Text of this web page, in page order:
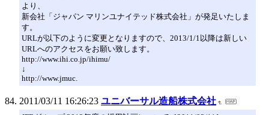
より、
新会社「ジャパン マリンユナイテッド株式会社」が発足いたしま
す。
URLが以下のように変更となりますので、2013/1/1以降は新しい
URLへのアクセスをお願い致します。
http://www.ihi.co.jp/ihimu/
↓
http://www.jmuc.
2011/03/11 16:26:23 ユニバーサル造船株式会社